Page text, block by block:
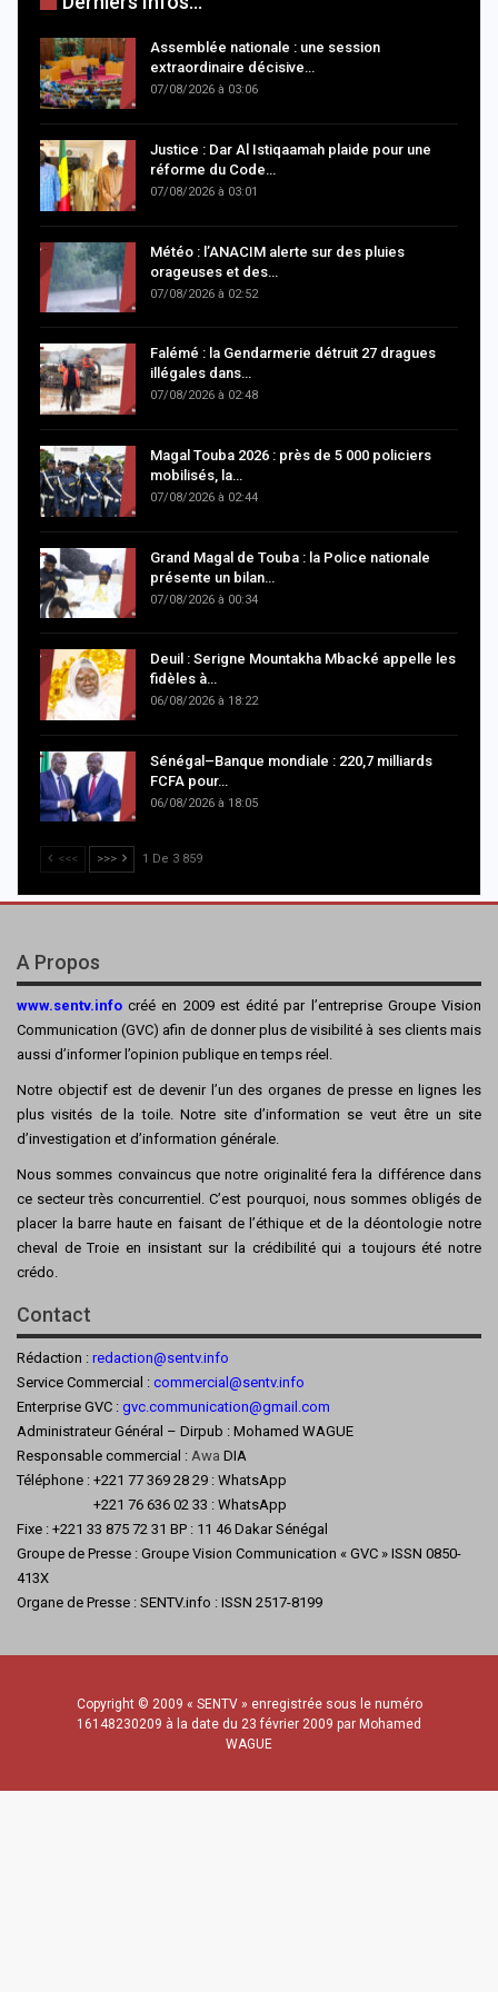
Assemblée nationale : une session
extraordinaire décisive…
07/08/2026 à 03:06
Justice : Dar Al Istiqaamah plaide pour une
réforme du Code…
07/08/2026 à 03:01
Météo : l’ANACIM alerte sur des pluies
orageuses et des…
07/08/2026 à 02:52
Falémé : la Gendarmerie détruit 27 dragues
illégales dans…
07/08/2026 à 02:48
Magal Touba 2026 : près de 5 000 policiers
mobilisés, la…
07/08/2026 à 02:44
Grand Magal de Touba : la Police nationale
présente un bilan…
07/08/2026 à 00:34
Deuil : Serigne Mountakha Mbacké appelle les
fidèles à…
06/08/2026 à 18:22
Sénégal–Banque mondiale : 220,7 milliards
FCFA pour…
06/08/2026 à 18:05
<<< >>> 1 De 3 859
A Propos
www.sentv.info créé en 2009 est édité par l’entreprise Groupe Vision
Communication (GVC) afin de donner plus de visibilité à ses clients mais
aussi d’informer l’opinion publique en temps réel.
Notre objectif est de devenir l’un des organes de presse en lignes les
plus visités de la toile. Notre site d’information se veut être un site
d’investigation et d’information générale.
Nous sommes convaincus que notre originalité fera la différence dans
ce secteur très concurrentiel. C’est pourquoi, nous sommes obligés de
placer la barre haute en faisant de l’éthique et de la déontologie notre
cheval de Troie en insistant sur la crédibilité qui a toujours été notre
crédo.
Contact
Rédaction : redaction@sentv.info
Service Commercial : commercial@sentv.info
Enterprise GVC : gvc.communication@gmail.com
Administrateur Général – Dirpub : Mohamed WAGUE
Responsable commercial : Awa DIA
Téléphone : +221 77 369 28 29 : WhatsApp
+221 76 636 02 33 : WhatsApp
Fixe : +221 33 875 72 31 BP : 11 46 Dakar Sénégal
Groupe de Presse : Groupe Vision Communication « GVC » ISSN 0850-
413X
Organe de Presse : SENTV.info : ISSN 2517-8199
Copyright © 2009 « SENTV » enregistrée sous le numéro
16148230209 à la date du 23 février 2009 par Mohamed
WAGUE